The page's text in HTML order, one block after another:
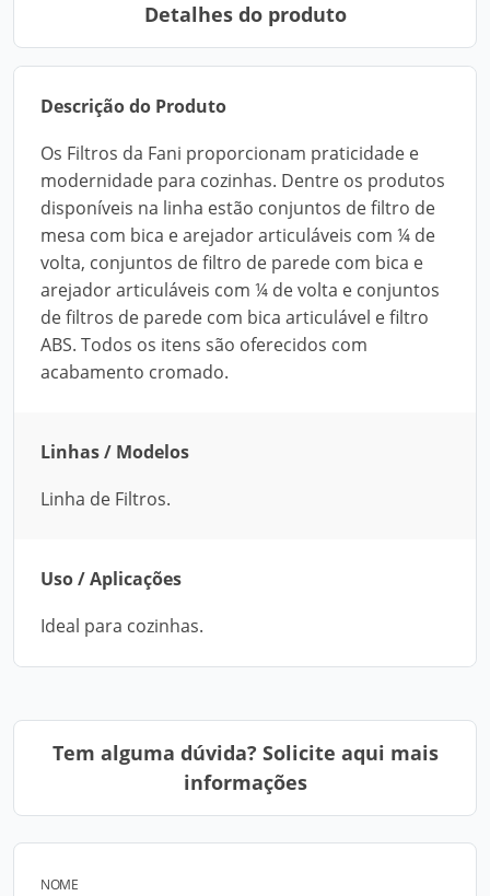
Detalhes do produto
Descrição do Produto
Os Filtros da Fani proporcionam praticidade e
modernidade para cozinhas. Dentre os produtos
disponíveis na linha estão conjuntos de filtro de
mesa com bica e arejador articuláveis com ¼ de
volta, conjuntos de filtro de parede com bica e
arejador articuláveis com ¼ de volta e conjuntos
de filtros de parede com bica articulável e filtro
ABS. Todos os itens são oferecidos com
acabamento cromado.
Linhas / Modelos
Linha de Filtros.
Uso / Aplicações
Ideal para cozinhas.
Tem alguma dúvida? Solicite aqui mais
informações
NOME